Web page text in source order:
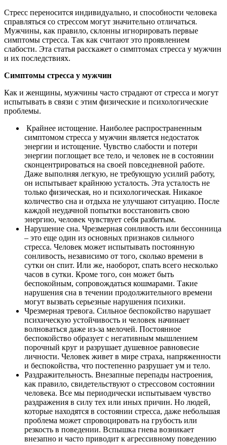
Стресс переносится индивидуально, и способности человека
справляться со стрессом могут значительно отличаться.
Мужчины, как правило, склонны игнорировать первые
симптомы стресса. Так как считают это проявлением
слабости. Эта статья расскажет о симптомах стресса у мужчин
и их последствиях.
Симптомы стресса у мужчин
Как и женщины, мужчины часто страдают от стресса и могут
испытывать в связи с этим физические и психологические
проблемы.
Крайнее истощение. Наиболее распространенным
симптомом стресса у мужчин является недостаток
энергии и истощение. Чувство слабости и потери
энергии поглощает все тело, и человек не в состоянии
сконцентрироваться на своей повседневной работе.
Даже выполняя легкую, не требующую усилий работу,
он испытывает крайнюю усталость. Эта усталость не
только физическая, но и психологическая. Никакое
количество сна и отдыха не улучшают ситуацию. После
каждой неудачной попытки восстановить свою
энергию, человек чувствует себя разбитым.
Нарушение сна. Чрезмерная сонливость или бессонница
– это еще один из основных признаков сильного
стресса. Человек может испытывать постоянную
сонливость, независимо от того, сколько времени в
сутки он спит. Или же, наоборот, спать всего несколько
часов в сутки. Кроме того, сон может быть
беспокойным, сопровождаться кошмарами. Такие
нарушения сна в течении продолжительного времени
могут вызвать серьезные нарушения психики.
Чрезмерная тревога. Сильное беспокойство нарушает
психическую устойчивость и человек начинает
волноваться даже из-за мелочей. Постоянное
беспокойство образует с негативным мышлением
порочный круг и разрушает душевное равновесие
личности. Человек живет в мире страха, напряженности
и беспокойства, что постепенно разрушает ум и тело.
Раздражительность. Внезапные перепады настроения,
как правило, свидетельствуют о стрессовом состоянии
человека. Все мы периодически испытываем чувство
раздражения в силу тех или иных причин. Но людей,
которые находятся в состоянии стресса, даже небольшая
проблема может спровоцировать на грубость или
резкость в поведении. Вспышка гнева возникает
внезапно и часто приводит к агрессивному поведению